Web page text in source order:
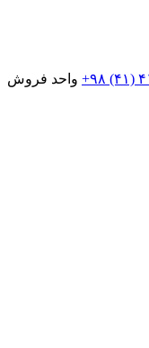
واحد فروش ۴۱۲۲۰۰۰۰